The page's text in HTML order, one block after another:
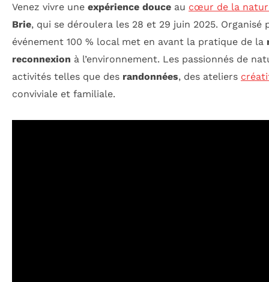
Venez vivre une expérience douce au cœur de la
Brie, qui se déroulera les 28 et 29 juin 2025. Organisé
événement 100 % local met en avant la pratique de la
reconnexion à l’environnement. Les passionnés de
activités telles que des randonnées, des ateliers
conviviale et familiale.